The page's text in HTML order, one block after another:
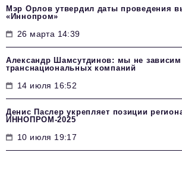
Мэр Орлов утвердил даты проведения
«Иннопром»
26 марта 14:39
Александр Шамсутдинов: мы не зависим
транснациональных компаний
14 июля 16:52
Денис Паслер укрепляет позиции
ИННОПРОМ-2025
10 июля 19:17